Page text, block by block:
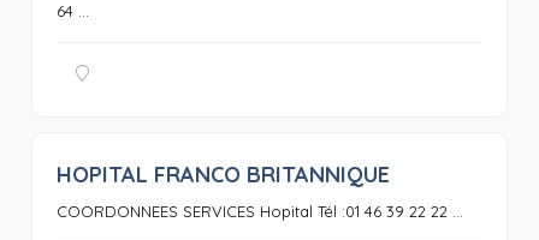
64 ...
HOPITAL FRANCO BRITANNIQUE
COORDONNEES SERVICES Hopital Tél :01 46 39 22 22 ...